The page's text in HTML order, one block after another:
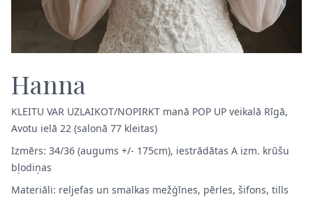
Hanna
KLEITU VAR UZLAIKOT/NOPIRKT manā POP UP veikalā Rīgā,
Avotu ielā 22 (salonā 77 kleitas)
Izmērs: 34/36 (augums +/- 175cm), iestrādātas A izm. krūšu
bļodiņas
Materiāli: reljefas un smalkas mežģīnes, pērles, šifons, tills